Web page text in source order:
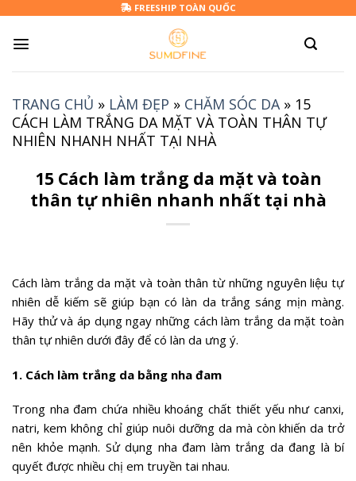
content
FREESHIP TOÀN QUỐC
TRANG CHỦ » LÀM ĐẸP » CHĂM SÓC DA» 15
CÁCH LÀM TRẮNG DA MẶT VÀ TOÀN THÂN TỰ
NHIÊN NHANH NHẤT TẠI NHÀ
15 Cách làm trắng da mặt và toàn
thân tự nhiên nhanh nhất tại nhà
Cách làm trắng da mặt và toàn thân từ những nguyên liệu tự
nhiên dễ kiếm sẽ giúp bạn có làn da trắng sáng mịn màng.
Hãy thử và áp dụng ngay những cách làm trắng da mặt toàn
thân tự nhiên dưới đây để có làn da ưng ý.
1. Cách làm trắng da bằng nha đam
Trong nha đam chứa nhiều khoáng chất thiết yếu như canxi,
natri, kem không chỉ giúp nuôi dưỡng da mà còn khiến da trở
nên khỏe mạnh. Sử dụng nha đam làm trắng da đang là bí
quyết được nhiều chị em truyền tai nhau.